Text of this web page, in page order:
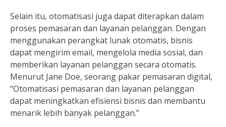
Selain itu, otomatisasi juga dapat diterapkan dalam
proses pemasaran dan layanan pelanggan. Dengan
menggunakan perangkat lunak otomatis, bisnis
dapat mengirim email, mengelola media sosial, dan
memberikan layanan pelanggan secara otomatis.
Menurut Jane Doe, seorang pakar pemasaran digital,
“Otomatisasi pemasaran dan layanan pelanggan
dapat meningkatkan efisiensi bisnis dan membantu
menarik lebih banyak pelanggan.”